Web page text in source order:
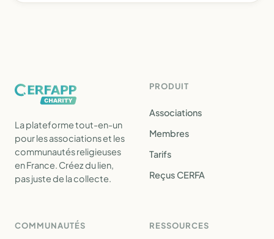
La plateforme tout-en-un
pour les associations et les
communautés religieuses
en France. Créez du lien,
pas juste de la collecte.
PRODUIT
Associations
Membres
Tarifs
Reçus CERFA
COMMUNAUTÉS RESSOURCES